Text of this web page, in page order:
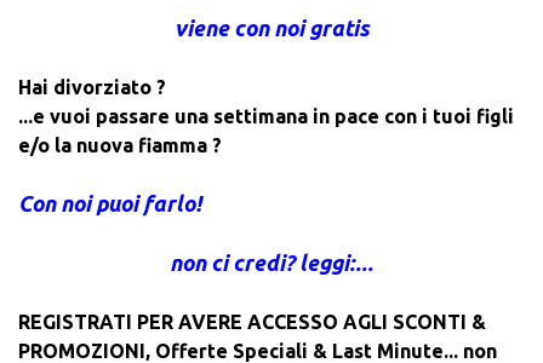
viene con noi gratis
Hai divorziato ?
...e vuoi passare una settimana in pace con i tuoi figli
e/o la nuova fiamma ?
Con noi puoi farlo!
non ci credi? leggi:...
REGISTRATI PER AVERE ACCESSO AGLI SCONTI &
PROMOZIONI, Offerte Speciali & Last Minute... non